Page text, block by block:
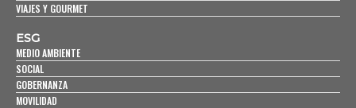
VIAJES Y GOURMET
ESG
MEDIO AMBIENTE
SOCIAL
GOBERNANZA
MOVILIDAD